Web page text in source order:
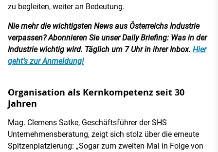
zu begleiten, weiter an Bedeutung.
Nie mehr die wichtigsten News aus Österreichs Industrie
verpassen? Abonnieren Sie unser Daily Briefing: Was in der
Industrie wichtig wird. Täglich um 7 Uhr in ihrer Inbox. Hier
geht’s zur Anmeldung!
Organisation als Kernkompetenz seit 30
Jahren
Mag. Clemens Satke, Geschäftsführer der SHS
Unternehmensberatung, zeigt sich stolz über die erneute
Spitzenplatzierung: „Sogar zum zweiten Mal in Folge von